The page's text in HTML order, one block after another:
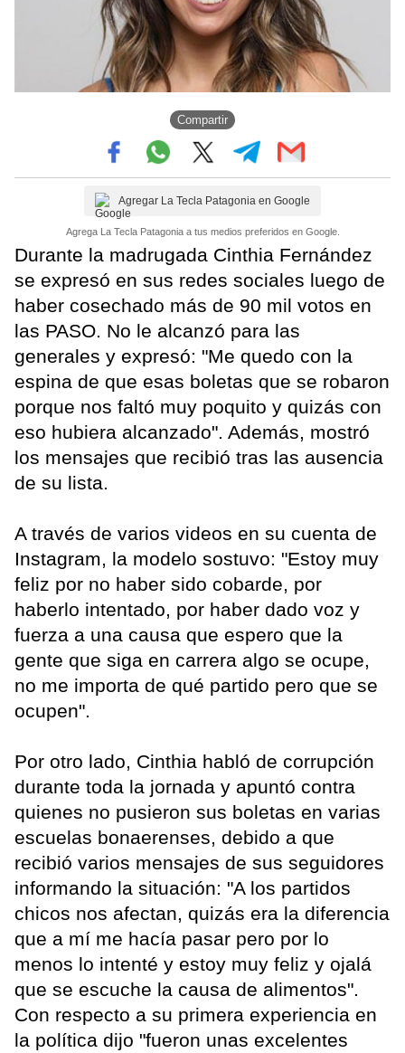
Compartir
Agregar La Tecla Patagonia en Google
Agrega La Tecla Patagonia a tus medios preferidos en Google.
Durante la madrugada Cinthia Fernández
se expresó en sus redes sociales luego de
haber cosechado más de 90 mil votos en
las PASO. No le alcanzó para las
generales y expresó: "Me quedo con la
espina de que esas boletas que se robaron
porque nos faltó muy poquito y quizás con
eso hubiera alcanzado". Además, mostró
los mensajes que recibió tras las ausencia
de su lista.
A través de varios videos en su cuenta de
Instagram, la modelo sostuvo: "Estoy muy
feliz por no haber sido cobarde, por
haberlo intentado, por haber dado voz y
fuerza a una causa que espero que la
gente que siga en carrera algo se ocupe,
no me importa de qué partido pero que se
ocupen".
Por otro lado, Cinthia habló de corrupción
durante toda la jornada y apuntó contra
quienes no pusieron sus boletas en varias
escuelas bonaerenses, debido a que
recibió varios mensajes de sus seguidores
informando la situación: "A los partidos
chicos nos afectan, quizás era la diferencia
que a mí me hacía pasar pero por lo
menos lo intenté y estoy muy feliz y ojalá
que se escuche la causa de alimentos".
Con respecto a su primera experiencia en
la política dijo "fueron unas excelentes